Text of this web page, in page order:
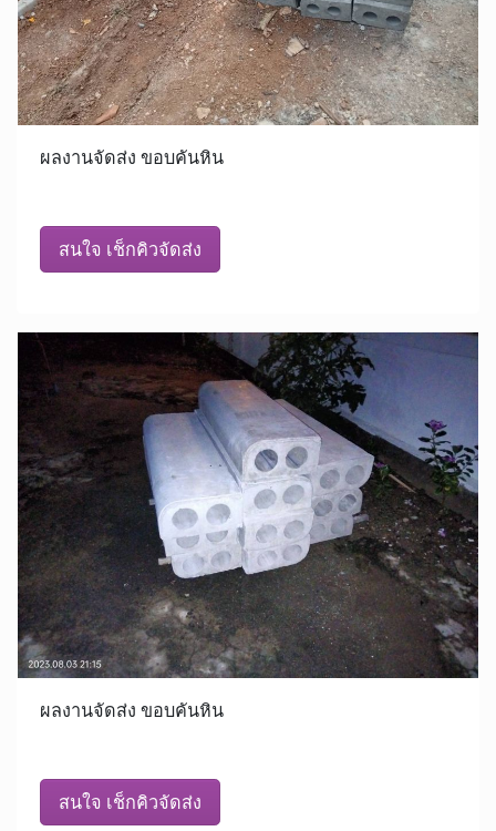
ผลงานจัดส่ง ขอบคันหิน
สนใจ เช็กคิวจัดส่ง
ผลงานจัดส่ง ขอบคันหิน
สนใจ เช็กคิวจัดส่ง